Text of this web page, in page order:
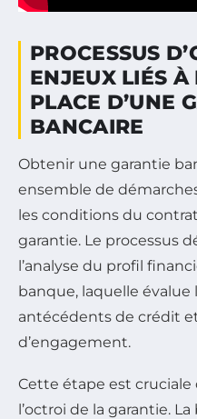
PROCESSUS
ENJEUX LIÉS À
PLACE D’UNE
BANCAIRE
Obtenir une garantie
ensemble de
les conditions du
garantie. Le processus
l’analyse du profil
banque, laquelle évalue
antécédents de crédit
d’engagement.
Cette étape est
l’octroi de la garantie.